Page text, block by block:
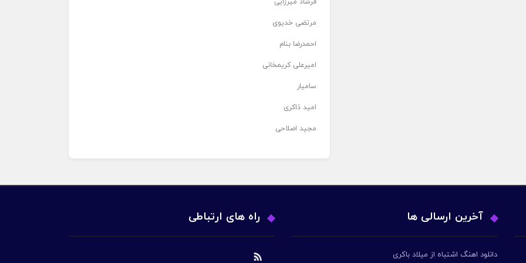
مرتضی خدیوی
احمدرضا بنام
امیرعلی کریمخانی
سامیار
امید ذاکری
مجید اصلاحی
آخرین ارسالی ها
دانلود اهنگ اشتباه از میلاد باکری
راه های ارتباطی